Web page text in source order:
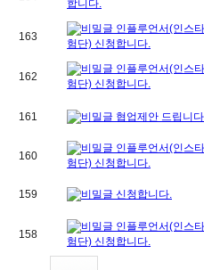
합니다.
163
인플루언서(인스
험단) 신청합니다.
162
인플루언서(인스
험단) 신청합니다.
161 협업제안 드립니
160
인플루언서(인스
험단) 신청합니다.
159 신청합니다.
158
인플루언서(인스
험단) 신청합니다.